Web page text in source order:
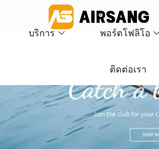
บริการ พอร์ตโฟลิโอ
ติดต่อเรา